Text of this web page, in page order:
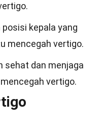
kepala yang
mencegah vertigo.
sehat dan menjaga
vertigo.